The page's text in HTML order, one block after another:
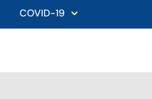
COVID-19